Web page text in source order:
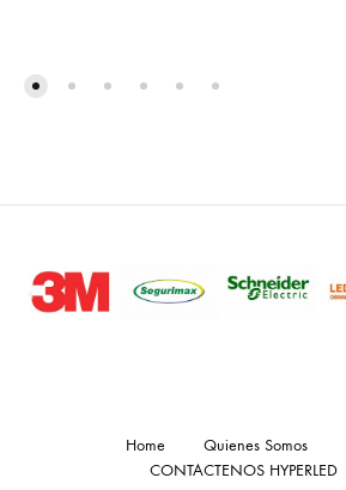
Home Quienes Somos
CONTACTENOS HYPERLED